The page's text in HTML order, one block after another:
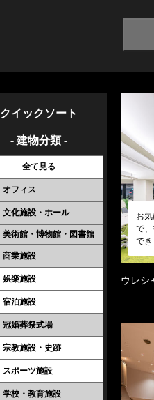
クイックソート
- 建物分類 -
全て見る
オフィス
文化施設・ホール
美術館・博物館・図書館
商業施設
娯楽施設
宿泊施設
冠婚葬祭式場
宗教施設・史跡
スポーツ施設
学校・教育施設
お
で
で
ウレシ